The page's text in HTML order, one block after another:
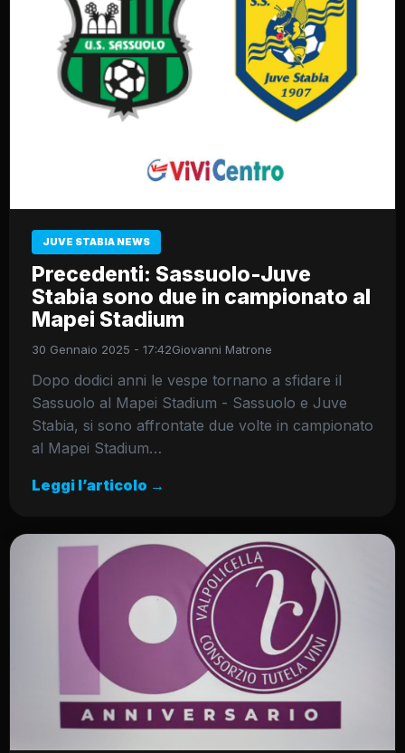
JUVE STABIA NEWS
Precedenti: Sassuolo-Juve
Stabia sono due in campionato al
Mapei Stadium
30 Gennaio 2025 - 17:42Giovanni Matrone
Dopo dodici anni le vespe tornano a sfidare il
Sassuolo al Mapei Stadium - Sassuolo e Juve
Stabia, si sono affrontate due volte in campionato
al Mapei Stadium…
Leggi l’articolo →